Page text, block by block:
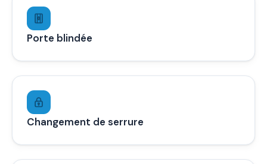
Porte blindée
Changement de serrure